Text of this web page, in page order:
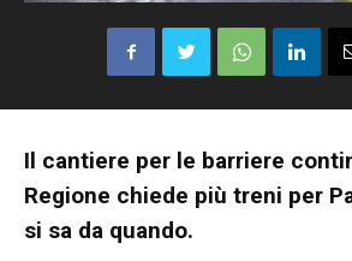
Il cantiere per le barriere
Regione chiede più treni per
si sa da quando.